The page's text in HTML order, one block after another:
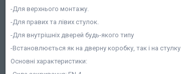
-Для верхнього монтажу.
-Для правих та лівих стулок.
-Для внутрішніх дверей будь-якого типу
-Встановлюється як на дверну коробку, так і на стулку.
Основні характеристики: